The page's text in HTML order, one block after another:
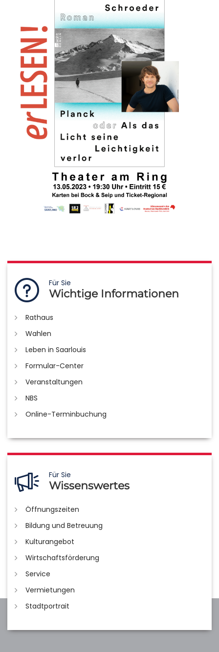
Für Sie
Wichtige Informationen
Rathaus
Wahlen
Leben in Saarlouis
Formular-Center
Veranstaltungen
NBS
Online-Terminbuchung
Für Sie
Wissenswertes
Öffnungszeiten
Bildung und Betreuung
Kulturangebot
Wirtschaftsförderung
Service
Vermietungen
Stadtportrait